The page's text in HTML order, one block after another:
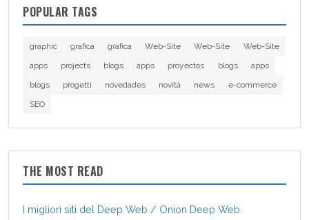
POPULAR TAGS
graphic grafica grafica Web-Site Web-Site
Web-Site
apps
projects blogs apps proyectos blogs
apps
blogs
progetti novedades novità news
e-commerce
SEO
THE MOST READ
I migliori siti del Deep Web / Onion Deep Web